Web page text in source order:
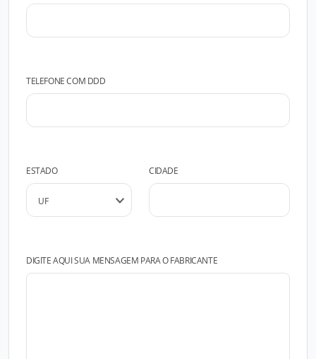
TELEFONE COM DDD
ESTADO CIDADE
DIGITE AQUI SUA MENSAGEM PARA O FABRICANTE